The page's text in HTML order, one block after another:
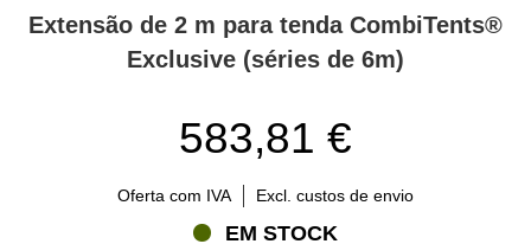
Extensão de 2 m para tenda CombiTents®
Exclusive (séries de 6m)
583,81 €
Oferta com IVA Excl. custos de envio
EM STOCK